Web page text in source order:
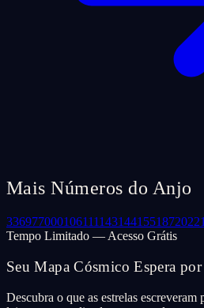
Mais Números do Anjo
336977000106111143144155187202
Tempo Limitado — Acesso Grátis
Seu Mapa Cósmico Espera
Descubra o que as estrelas escreveram